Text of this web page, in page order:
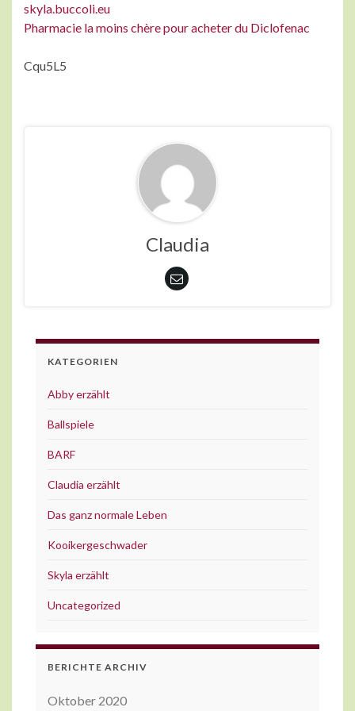
skyla.buccoli.eu
Pharmacie la moins chère pour acheter du Diclofenac
Cqu5L5
Claudia
KATEGORIEN
Abby erzählt
Ballspiele
BARF
Claudia erzählt
Das ganz normale Leben
Kooikergeschwader
Skyla erzählt
Uncategorized
BERICHTE ARCHIV
Oktober 2020